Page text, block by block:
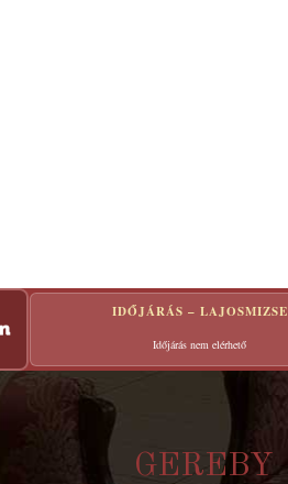
IDŐJÁRÁS – LAJOSMIZSE
Időjárás nem elérhető
GEREBY